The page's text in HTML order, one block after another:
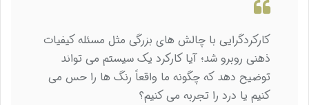
کارکردگرایی با چالش های بزرگی مثل مسئله کیفیات
ذهنی روبرو شد؛ آیا کارکرد یک سیستم می تواند
توضیح دهد که چگونه ما واقعاً رنگ ها را حس می
کنیم یا درد را تجربه می کنیم؟